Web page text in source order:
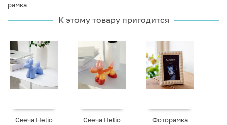
рамка
К этому товару пригодится
Свеча Helio
Свеча Helio
Фоторамка